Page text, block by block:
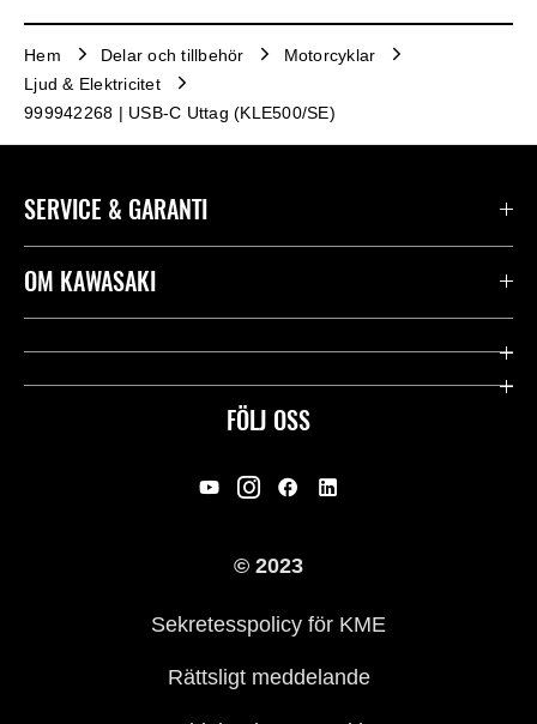
Hem Delar och tillbehör
Motorcyklar
Ljud & Elektricitet
999942268 | USB-C Uttag (KLE500/SE)
FÖLJ OSS
SERVICE & GARANTI
Kontakta oss
Användbara länkar
Rättsligt & Sekretess
OM KAWASAKI
Företag
© 2023
Sekretesspolicy för KME
Rättsligt meddelande